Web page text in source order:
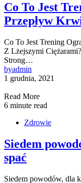
Co To Jest
Przepływ
Co To Jest Trening
Z Lżejszymi
Strong…
byadmin
1 grudnia, 2021
Read More
6 minute read
Zdrowie
Siedem
spać
Siedem powodów, dla